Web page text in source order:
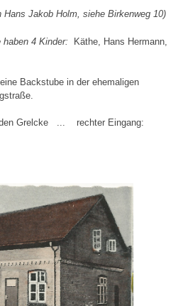
Jakob Holm, siehe Birkenweg 10)
haben 4 Kinder: Käthe, Hans Hermann,
Backstube in der ehemaligen
Grelcke ... rechter Eingang: